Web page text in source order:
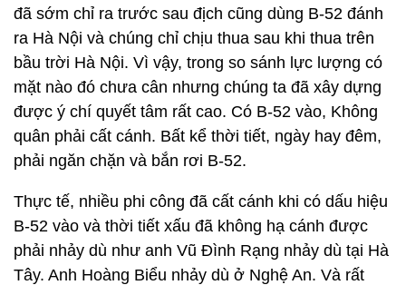
đã sớm chỉ ra trước sau địch cũng dùng B-52 đánh
ra Hà Nội và chúng chỉ chịu thua sau khi thua trên
bầu trời Hà Nội. Vì vậy, trong so sánh lực lượng có
mặt nào đó chưa cân nhưng chúng ta đã xây dựng
được ý chí quyết tâm rất cao. Có B-52 vào, Không
quân phải cất cánh. Bất kể thời tiết, ngày hay đêm,
phải ngăn chặn và bắn rơi B-52.
Thực tế, nhiều phi công đã cất cánh khi có dấu hiệu
B-52 vào và thời tiết xấu đã không hạ cánh được
phải nhảy dù như anh Vũ Đình Rạng nhảy dù tại Hà
Tây. Anh Hoàng Biểu nhảy dù ở Nghệ An. Và rất